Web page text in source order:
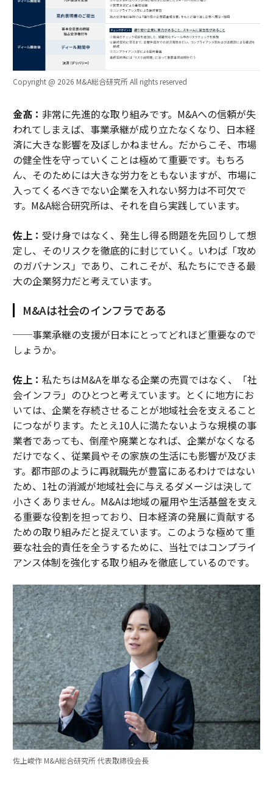
Copyright @ 2026 M&A総合研究所 All rights reserved
金髙： 非常に先進的な取り組みです。M&Aへの信頼が失
われてしまえば、事業承継が成り立たなくなり、日本経
済に大きな影響を及ぼしかねません。だからこそ、市場
の健全性を守っていくことは極めて重要です。もちろ
ん、そのためには大きな労力をともないますが、市場に
入ってくるべきでない企業を入れない努力は不可欠で
す。M&A総合研究所は、それを自ら実践しています。
佐上： 受け身ではなく、発生し得る問題を先回りして想
定し、そのリスクを徹底的に封じていく。いわば「攻め
のガバナンス」であり、これこそが、私たちにできる最
大の企業努力だと考えています。
M&Aは社会のインフラである
──事業承継の支援が日本にとってどれほど重要なので
しょうか。
佐上： 私たちはM&Aを単なる企業の売買ではなく、「社
会インフラ」のひとつと考えています。とくに地方にお
いては、企業を存続させることが地域社会を支えること
につながります。たとえ10人に満たないような規模の事
業者であっても、倒産や廃業となれば、企業がなくなる
だけでなく、従業員やその家族の生活にも影響が及びま
す。都市部のように再就職先が豊富にあるわけではない
ため、1社の消滅が地域社会に与えるダメージは決して
小さくありません。M&Aは地域の雇用や生活基盤を支え
る重要な役割を担っており、日本経済の発展に貢献する
ための取り組みだと捉えています。このような極めて重
要な社会的責任を全うするために、当社ではコンプライ
アンス体制を強化する取り組みを徹底しているのです。
佐上峻作 M&A総合研究所 代表取締役会長